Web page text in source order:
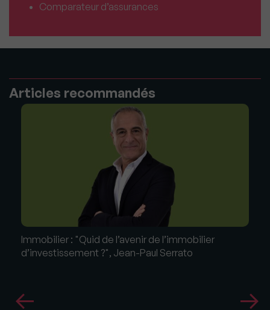
Comparateur d’assurances
Articles recommandés
Immobilier : "Quid de l’avenir de l’immobilier
d’investissement ?", Jean-Paul Serrato